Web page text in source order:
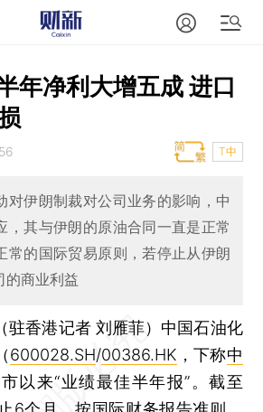
年净利大增五成 进口
T中
对伊朗制裁对公司业务的影响，中
，其与伊朗的原油合同一直是正常
常的国际贸易原则，若停止从伊朗
的商业利益
驻香港记者 刘雁菲） 中国石油化
600028.SH/00386.HK ，下称中
以来“业绩最佳半年报”。截至